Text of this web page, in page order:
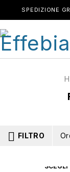
SPEDIZIONE
FILTRO
SCEGLI